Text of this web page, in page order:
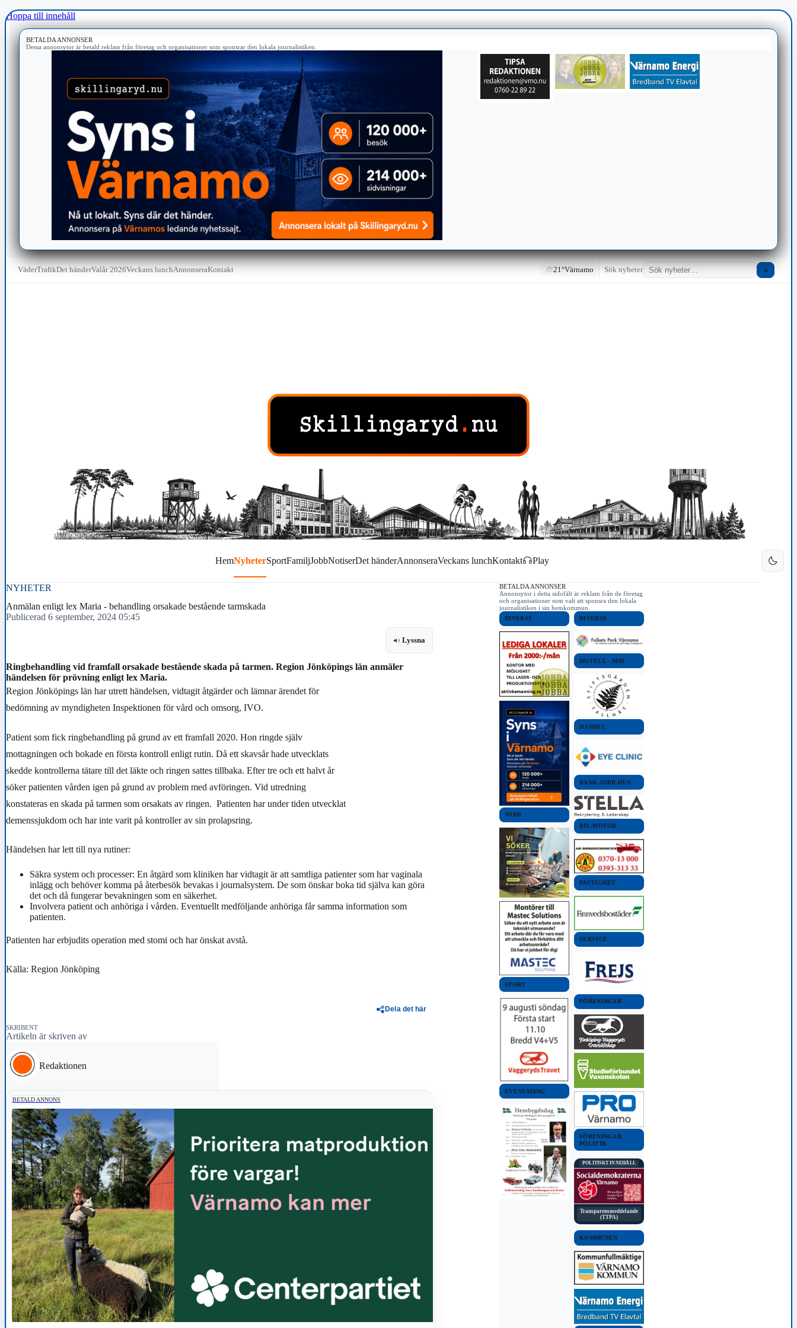
Hoppa till innehåll
BETALDA ANNONSER
Dessa annonsytor är betald reklam från företag och organisationer som sponsrar den lokala journalistiken.
VäderTrafikDet händerValår 2026Veckans lunchAnnonseraKontakt 21°Värnamo Sök nyheter ⌕
HemNyheterSportFamiljJobbNotiserDet händerAnnonseraVeckans lunchKontakt Play
NYHETER
Anmälan enligt lex Maria - behandling orsakade bestående tarmskada
Publicerad 6 september, 2024 05:45
Lyssna
Ringbehandling vid framfall orsakade bestående skada på tarmen. Region Jönköpings län anmäler
händelsen för prövning enligt lex Maria.
Region Jönköpings län har utrett händelsen, vidtagit åtgärder och lämnar ärendet för
bedömning av myndigheten Inspektionen för vård och omsorg, IVO.
Patient som fick ringbehandling på grund av ett framfall 2020. Hon ringde själv
mottagningen och bokade en första kontroll enligt rutin. Då ett skavsår hade utvecklats
skedde kontrollerna tätare till det läkte och ringen sattes tillbaka. Efter tre och ett halvt år
söker patienten vården igen på grund av problem med avföringen. Vid utredning
konstateras en skada på tarmen som orsakats av ringen. Patienten har under tiden utvecklat
demenssjukdom och har inte varit på kontroller av sin prolapsring.
Händelsen har lett till nya rutiner:
Säkra system och processer: En åtgärd som kliniken har vidtagit är att samtliga patienter som har vaginala
inlägg och behöver komma på återbesök bevakas i journalsystem. De som önskar boka tid själva kan göra
det och då fungerar bevakningen som en säkerhet.
Involvera patient och anhöriga i vården. Eventuellt medföljande anhöriga får samma information som
patienten.
Patienten har erbjudits operation med stomi och har önskat avstå.
Källa: Region Jönköping
Dela det här
SKRIBENT
Artikeln är skriven av
Redaktionen
BETALD ANNONS
BETALDA ANNONSER
Annonsytor i detta sidofält är reklam från de företag
och organisationer som valt att sponsra den lokala
journalistiken i sin hemkommun.
DIVERSE
JOBB
SPORT
EVENEMANG
DIVERSE
HOTELL - MAT
HANDEL
BANK-JOBB-HUS
BIL-MOTOR
FASTIGHET
SERVICE
FÖRENINGAR
FÖRENINGAR
POLITIK
POLITISKT INNEHÅLL
Transparensmeddelande
(TTPA)
KOMMUNEN